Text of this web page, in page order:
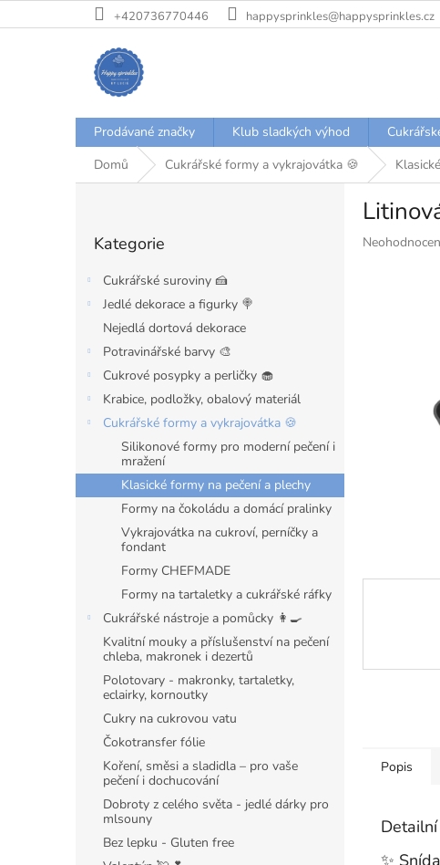
na
+420736770446 happysprinkles@happysprinkles.cz
Prodávané značky Klub sladkých výhod
Domů
Cukrářské formy a vykrajovátka 🍪
kategorie
Kategorie
Cukrářské suroviny 🍰
Jedlé dekorace a figurky 🍭
Nejedlá dortová dekorace
Potravinářské barvy 🎨
Cukrové posypky a perličky 🧁
Krabice, podložky, obalový materiál
Cukrářské formy a vykrajovátka 🍪
Silikonové formy pro moderní pečení i
mražení
Klasické formy na pečení a plechy
Formy na čokoládu a domácí pralinky
Vykrajovátka na cukroví, perníčky a
fondant
Formy CHEFMADE
Formy na tartaletky a cukrářské ráfky
Cukrářské nástroje a pomůcky 👩‍🍳
Kvalitní mouky a příslušenství na pečení
chleba, makronek i dezertů
Polotovary - makronky, tartaletky,
eclairky, kornoutky
Cukry na cukrovou vatu
Čokotransfer fólie
Koření, směsi a sladidla – pro vaše
pečení i dochucování
Dobroty z celého světa - jedlé dárky pro
mlsouny
Bez lepku - Gluten free
Průměrné
Popis
✨